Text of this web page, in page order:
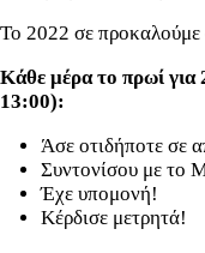
Το 2022 σε προκαλούμε
Κάθε μέρα το πρωί για
13:00):
Άσε οτιδήποτε σε
Συντονίσου με το
Έχε υπομονή!
Κέρδισε μετρητά!